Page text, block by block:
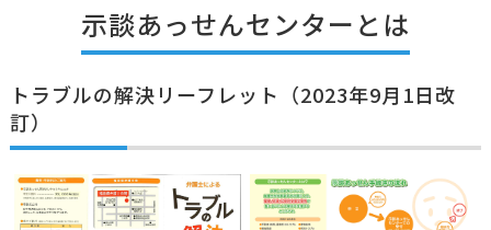
示談あっせんセンターとは
トラブルの解決リーフレット（2023年9月1日改
訂）